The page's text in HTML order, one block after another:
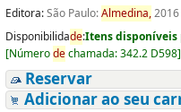
Editora:São Paulo:Almedina,2016
Disponibilidade:Itens disponíveis
[Númerodechamada:342.2 D598]
Reservar
Adicionar ao seu